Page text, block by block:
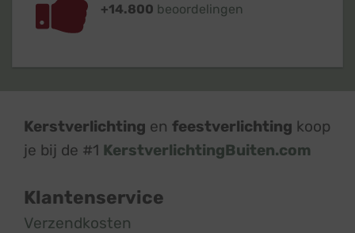
+14.800 beoordelingen
Kerstverlichting en feestverlichting koop
je bij de #1 KerstverlichtingBuiten.com
Klantenservice
Verzendkosten